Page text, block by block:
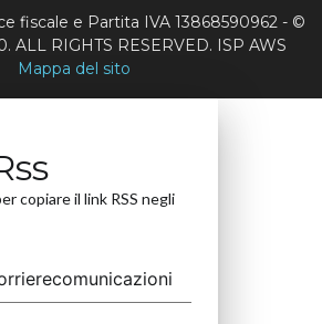
fiscale e Partita IVA 13868590962 - ©
ALL RIGHTS RESERVED. ISP AWS
Mappa del sito
copiare il link RSS negli